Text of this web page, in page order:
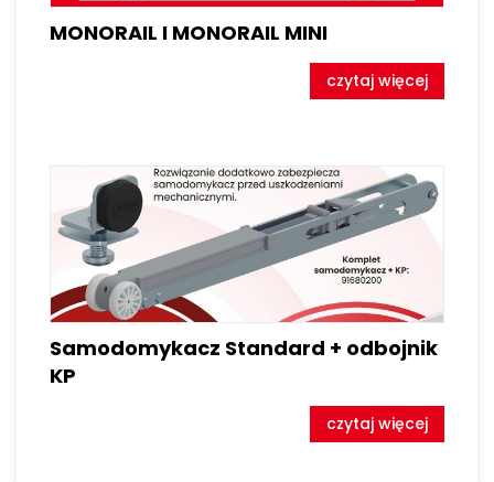
MONORAIL I MONORAIL MINI
czytaj więcej
Samodomykacz Standard + odbojnik
KP
czytaj więcej